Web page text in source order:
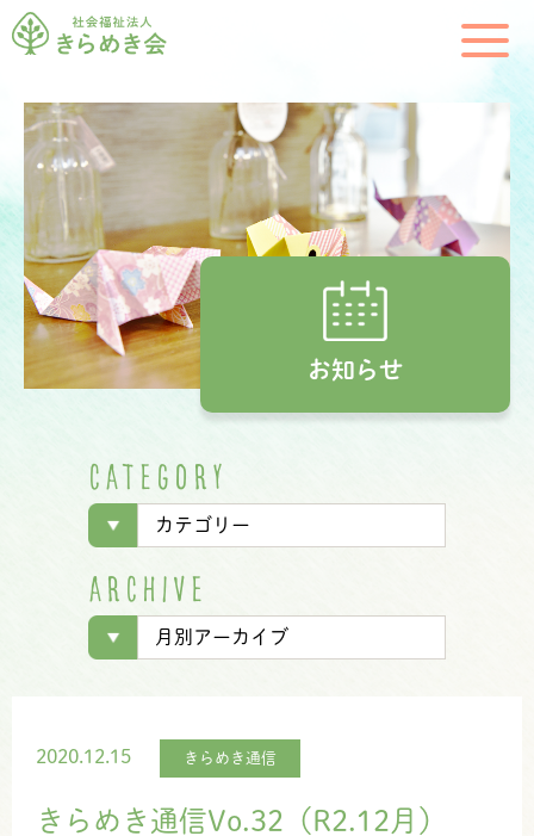
お知らせ
CAT E G O RY
AR C HIV E
2020.12.15 きらめき通信
きらめき通信Vo.32（R2.12月）